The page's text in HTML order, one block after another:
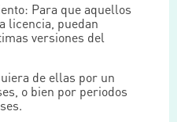
Para que aquellos
licencia, puedan
versiones del
de ellas por un
o bien por periodos